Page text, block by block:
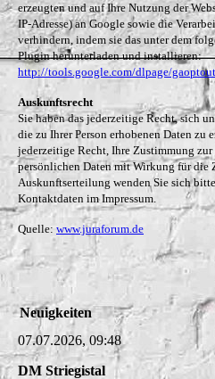
erzeugten und auf Ihre Nutzung der
IP-Adresse) an Google sowie die
verhindern, indem sie das unter dem
Plugin herunterladen und installieren:
http://tools.google.com/dlpage/
Auskunftsrecht
Sie haben das jederzeitige Recht, sich
die zu Ihrer Person erhobenen Daten zu
jederzeitige Recht, Ihre Zustimmung zur
persönlichen Daten mit Wirkung für die
Auskunftserteilung wenden Sie sich
Kontaktdaten im Impressum.
Quelle: www.juraforum.de
Neuigkeiten
07.07.2026, 09:48
DM Striegistal